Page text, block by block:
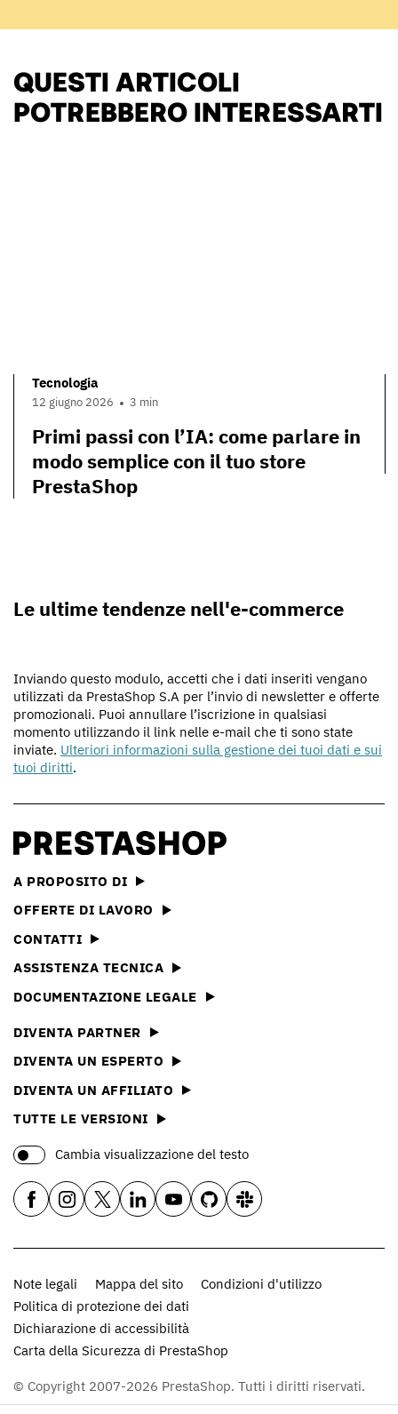
QUESTI ARTICOLI
POTREBBERO INTERESSARTI
Tecnologia
12 giugno 2026 3 min
Primi passi con l’IA: come parlare in
modo semplice con il tuo store
PrestaShop
Le ultime tendenze nell'e-commerce
Inviando questo modulo, accetti che i dati inseriti vengano
utilizzati da PrestaShop S.A per l’invio di newsletter e offerte
promozionali. Puoi annullare l’iscrizione in qualsiasi
momento utilizzando il link nelle e-mail che ti sono state
inviate. Ulteriori informazioni sulla gestione dei tuoi dati e sui
tuoi diritti.
A PROPOSITO DI
OFFERTE DI LAVORO
CONTATTI
ASSISTENZA TECNICA
DOCUMENTAZIONE LEGALE
DIVENTA PARTNER
DIVENTA UN ESPERTO
DIVENTA UN AFFILIATO
TUTTE LE VERSIONI
Cambia visualizzazione del testo
Note legali Mappa del sito
Condizioni d'utilizzo
Politica di protezione dei dati
Dichiarazione di accessibilità
Carta della Sicurezza di PrestaShop
© Copyright 2007-2026 PrestaShop. Tutti i diritti riservati.